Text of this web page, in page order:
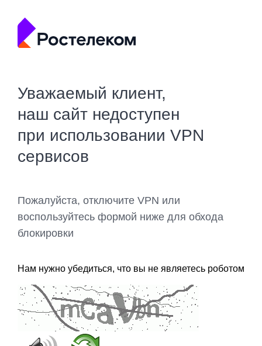
Уважаемый клиент,
наш сайт недоступен
при использовании VPN
сервисов
Пожалуйста, отключите VPN или
воспользуйтесь формой ниже для обхода
блокировки
Нам нужно убедиться, что вы не являетесь роботом